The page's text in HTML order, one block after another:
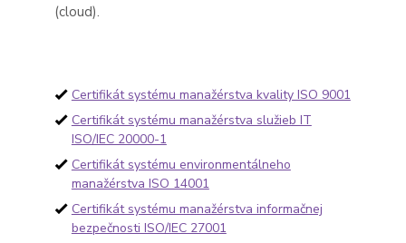
(cloud).
Certifikát systému manažérstva kvality ISO 9001
Certifikát systému manažérstva služieb IT
ISO/IEC 20000-1
Certifikát systému environmentálneho
manažérstva ISO 14001
Certifikát systému manažérstva informačnej
bezpečnosti ISO/IEC 27001